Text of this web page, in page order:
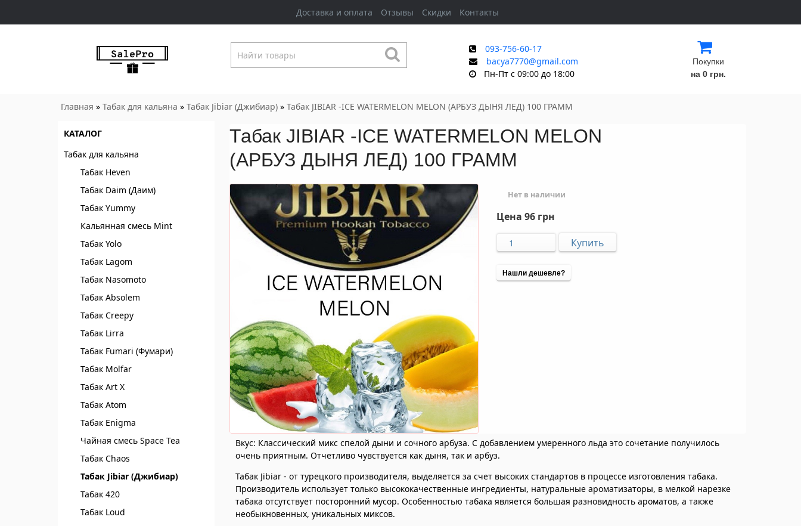
Доставка и оплата Отзывы Скидки Контакты
093-756-60-17
bacya7770@gmail.com
Пн-Пт с 09:00 до 18:00
Покупки
на 0 грн.
Главная » Табак для кальяна » Табак Jibiar (Джибиар) » Табак JIBIAR -ICE WATERMELON MELON (АРБУЗ ДЫНЯ ЛЕД) 100 ГРАММ
КАТАЛОГ
Табак для кальяна
Табак Heven
Табак Daim (Даим)
Табак Yummy
Кальянная смесь Mint
Табак Yolo
Табак Lagom
Табак Nasomoto
Табак Absolem
Табак Creepy
Табак Lirra
Табак Fumari (Фумари)
Табак Molfar
Табак Art X
Табак Atom
Табак Enigma
Чайная смесь Spaсe Tea
Табак Chaos
Табак Jibiar (Джибиар)
Табак 420
Табак Loud
Табак JIBIAR -ICE WATERMELON MELON
(АРБУЗ ДЫНЯ ЛЕД) 100 ГРАММ
Нет в наличии
Цена 96 грн
Нашли дешевле?
Вкус: Классический микс спелой дыни и сочного арбуза. С добавлением умеренного льда это сочетание получилось
очень приятным. Отчетливо чувствуется как дыня, так и арбуз.
Табак Jibiar - от турецкого производителя, выделяется за счет высоких стандартов в процессе изготовления табака.
Производитель использует только высококачественные ингредиенты, натуральные ароматизаторы, в мелкой нарезке
табака отсутствует посторонний мусор. Особенностью табака является большая разновидность ароматов, а также
необыкновенных, уникальных миксов.